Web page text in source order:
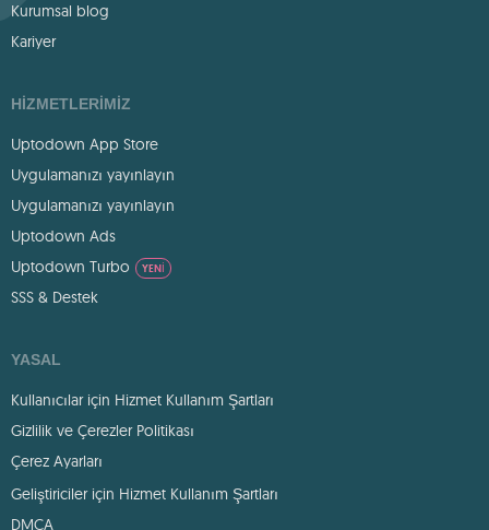
Kurumsal blog
Kariyer
HIZMETLERIMIZ
Uptodown App Store
Uygulamanızı yayınlayın
Uygulamanızı yayınlayın
Uptodown Ads
Uptodown Turbo
YENI
SSS & Destek
YASAL
Kullanıcılar için Hizmet Kullanım Şartları
Gizlilik ve Çerezler Politikası
Çerez Ayarları
Geliştiriciler için Hizmet Kullanım Şartları
DMCA